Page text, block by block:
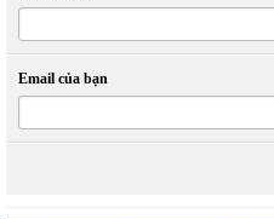
Email của bạn